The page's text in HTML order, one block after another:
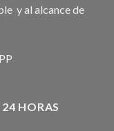
y al alcance de
HORAS